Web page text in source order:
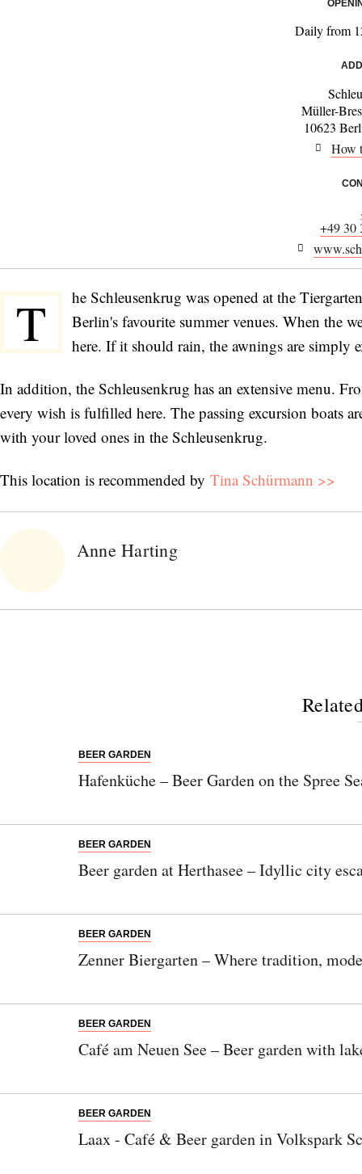
Daily from
Müller-
10623
How
+49 30
T
he Schleusenkrug was opened at the
Berlin's favourite summer venues. When the
here. If it should rain, the awnings are simply
In addition, the Schleusenkrug has an extensive menu.
every wish is fulfilled here. The passing excursion boats
with your loved ones in the Schleusenkrug.
This location is recommended by Tina Schürmann >>
Anne Harting
BEER GARDEN
Hafenküche – Beer Garden on the Spree
BEER GARDEN
Beer garden at Herthasee – Idyllic city
BEER GARDEN
Zenner Biergarten – Where tradition,
BEER GARDEN
Café am Neuen See – Beer garden with
BEER GARDEN
Laax - Café & Beer garden in Volkspark
Would you like to discover more beautiful
things? Subscribe to our newsletter now.